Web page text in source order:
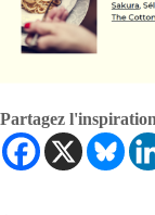
Partagez l'inspiration